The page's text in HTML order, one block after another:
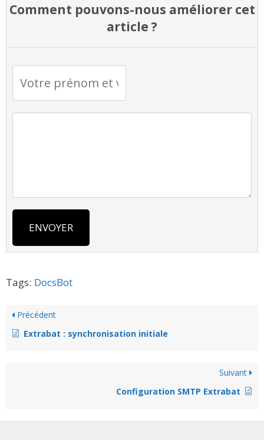
Comment pouvons-nous améliorer cet
article ?
ENVOYER
Tags: DocsBot
Précédent
Extrabat : synchronisation initiale
Suivant
Configuration SMTP Extrabat